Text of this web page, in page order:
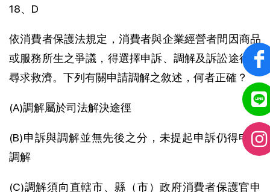
18、D
依消費者保護法規定，消費者與企業經營者間因商品
或服務所生之爭議，得選擇申訴、調解及訴訟途徑，
尋求救濟。下列有關申請調解之敘述，何者正確？
(A)調解屬於司法解決途徑
(B)申訴與調解並無先後之分，未提起申訴仍得申請
調解
(C)調解須向直轄市、縣（市）政府消費者保護官申